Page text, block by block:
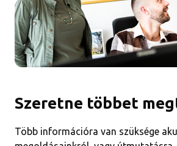
Szeretne többet
Több információra van szüksége